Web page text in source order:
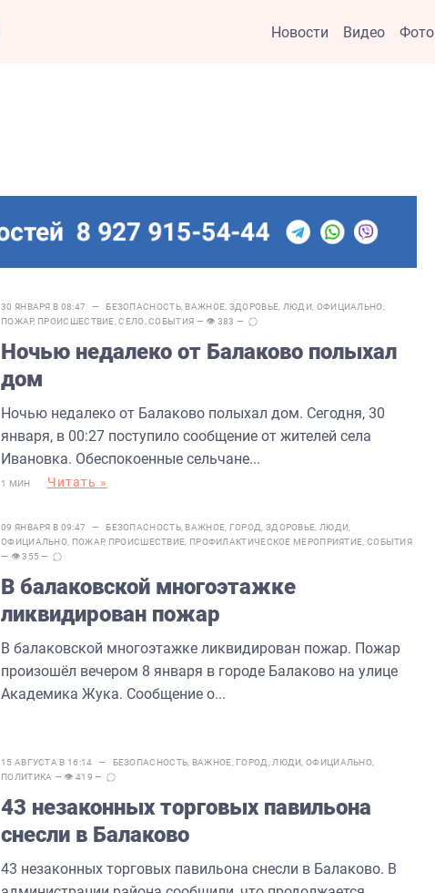
Новости Видео Фото
30 ЯНВАРЯ В 08:47 — БЕЗОПАСНОСТЬ, ВАЖНОЕ ЗДОРОВЬЕ ЛЮДИ ОФИЦИАЛЬНО
ПОЖАР, ПРОИСШЕСТВИЕ ,СЕЛО ,СОБЫТИЯ — 👁 383 —
Ночью недалеко от Балаково полыхал
дом
Ночью недалеко от Балаково полыхал дом. Сегодня, 30
января, в 00:27 поступило сообщение от жителей села
Ивановка. Обеспокоенные сельчане...
1 МИН Читать »
09 ЯНВАРЯ В 09:47 — БЕЗОПАСНОСТЬ, ВАЖНОЕ ГОРОД ЗДОРОВЬЕ ЛЮДИ
ОФИЦИАЛЬНО ПОЖАР, ПРОИСШЕСТВИЕ ПРОФИЛАКТИЧЕСКОЕ МЕРОПРИЯТИЕ СОБЫТИЯ
— 👁 355 —
В балаковской многоэтажке
ликвидирован пожар
В балаковской многоэтажке ликвидирован пожар. Пожар
произошёл вечером 8 января в городе Балаково на улице
Академика Жука. Сообщение о...
15 АВГУСТА В 16:14 — БЕЗОПАСНОСТЬ ВАЖНОЕ ГОРОД ЛЮДИ ,ОФИЦИАЛЬНО
ПОЛИТИКА — 👁 419 —
43 незаконных торговых павильона
снесли в Балаково
43 незаконных торговых павильона снесли в Балаково. В